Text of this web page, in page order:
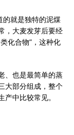
的就是独特的泥煤
，大麦发芽后要经
化合物”，这种化
、也是最简单的蒸
大部分组成，整个
中比较常见。